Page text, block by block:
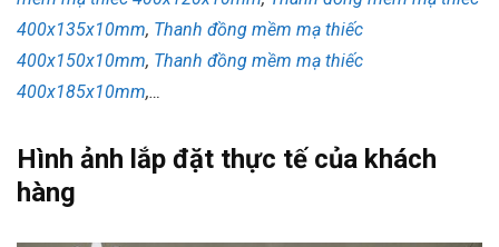
400x135x10mm, Thanh đồng mềm mạ thiếc
400x150x10mm, Thanh đồng mềm mạ thiếc
400x185x10mm,…
Hình ảnh lắp đặt thực tế của khách
hàng